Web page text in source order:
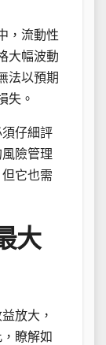
，流動性
大幅波動
法以預期
失。
仔細評
險管理
它也需
大
放大，
瞭解如